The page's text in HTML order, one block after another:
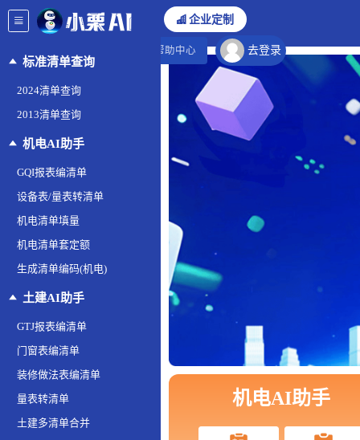
企业定制
帮助中心 去登录
标准清单查询
2024清单查询
2013清单查询
机电AI助手
GQI报表编清单
设备表/量表转清单
机电清单填量
机电清单套定额
生成清单编码(机电)
土建AI助手
GTJ报表编清单
门窗表编清单
装修做法表编清单
量表转清单
土建多清单合并
机电AI助手